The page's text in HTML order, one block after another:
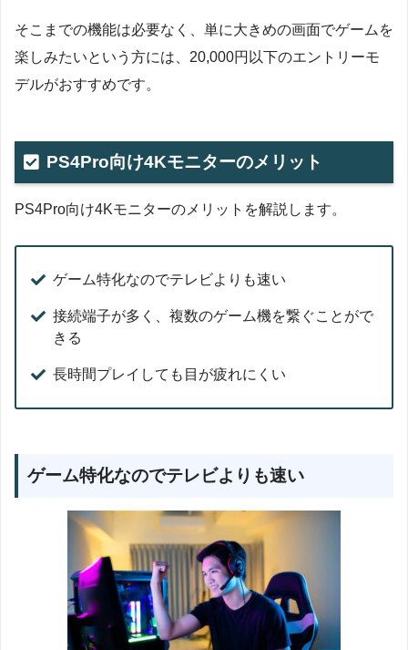
そこまでの機能は必要なく、単に大きめの画面でゲームを
楽しみたいという方には、20,000円以下のエントリーモ
デルがおすすめです。
PS4Pro向け4Kモニターのメリット
PS4Pro向け4Kモニターのメリットを解説します。
ゲーム特化なのでテレビよりも速い
接続端子が多く、複数のゲーム機を繋ぐことがで
きる
長時間プレイしても目が疲れにくい
ゲーム特化なのでテレビよりも速い